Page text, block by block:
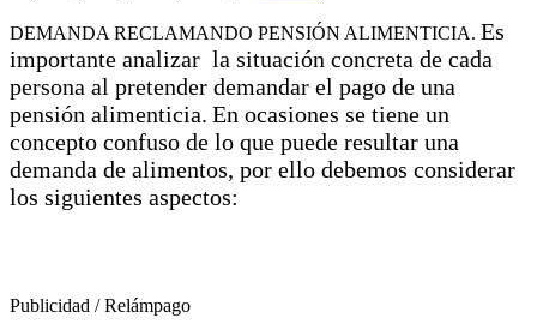
DEMANDA RECLAMANDO PENSIÓN ALIMENTICIA. Es
importante analizar la situación concreta de cada
persona al pretender demandar el pago de una
pensión alimenticia. En ocasiones se tiene un
concepto confuso de lo que puede resultar una
demanda de alimentos, por ello debemos considerar
los siguientes aspectos:
Publicidad / Relámpago